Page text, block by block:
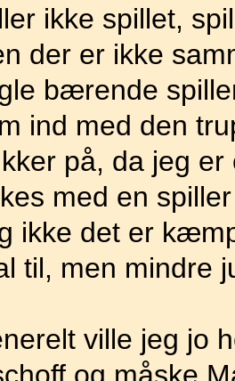
ikke spillet,
der er ikke
bærende
ind med den
på, da jeg
med en
ikke det er
til, men mindre
ville jeg jo